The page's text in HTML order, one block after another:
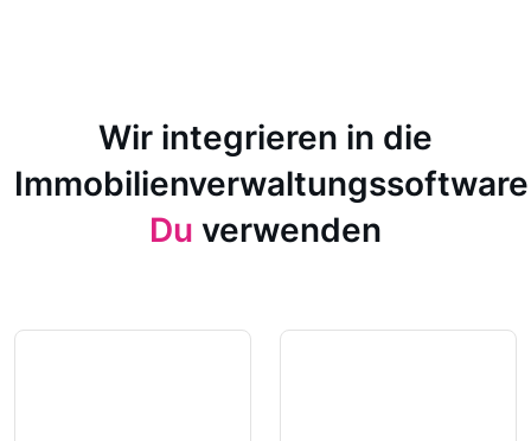
Wir integrieren in die
Immobilienverwaltungssoftware
Du verwenden